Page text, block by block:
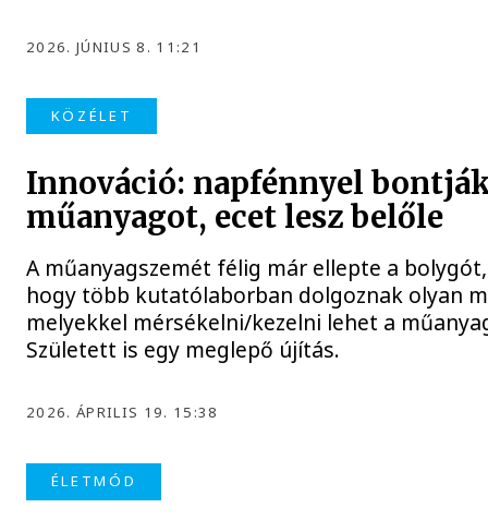
2026. JÚNIUS 8. 11:21
KÖZÉLET
Innováció: napfénnyel
műanyagot, ecet lesz belőle
A műanyagszemét félig már ellepte a
hogy több kutatólaborban dolgoznak olyan
melyekkel mérsékelni/kezelni lehet a
Született is egy meglepő újítás.
2026. ÁPRILIS 19. 15:38
ÉLETMÓD